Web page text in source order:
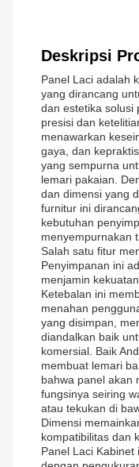
Deskripsi
Panel Laci adalah
yang dirancang
dan estetika solusi
presisi dan
menawarkan
gaya, dan
yang sempurna
lemari pakaian.
dan dimensi yang
furnitur ini
kebutuhan
menyempurnakan
Salah satu fitur
Penyimpanan ini
menjamin
Ketebalan ini
menahan
yang disimpan,
diandalkan baik
komersial. Baik
membuat lemari
bahwa panel akan
fungsinya seiring
atau tekukan di
Dimensi
kompatibilitas dan
Panel Laci